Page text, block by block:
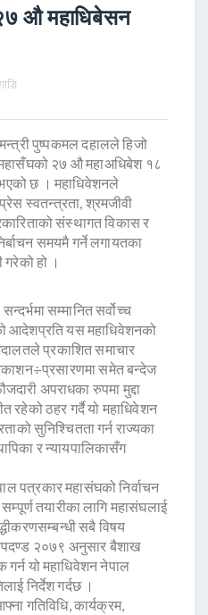
औ महाधिबेसन
पुष्पकमल दहालले हिजो
२७ औ महाअधिबेश १८
भएको छ । महाधिवेशनले
प्रेस स्वतन्त्रता, श्रमजीवी
संस्थागत विकास र
समयमै गर्ने लगायतका
हो ।
सम्मानित सर्वोच्च
आदेशप्रति यस महाधिवेशनको
प्रकाशित समाचार
समेत बन्देज
अपराधका रुपमा मुद्दा
रहेको ठहर गर्दै यो महाधिवेशन
सुनिश्चितता गर्न राज्यका
र न्यायपालिकासँग
पत्रकार महासंघको निर्वाचन
तयारीका लागि महासंघलाई
सबै विषय
२०७९ अनुसार बैशाख
गर्न यो महाधिवेशन नेपाल
निर्देश गर्दछ ।
गतिविधि, कार्यक्रम,